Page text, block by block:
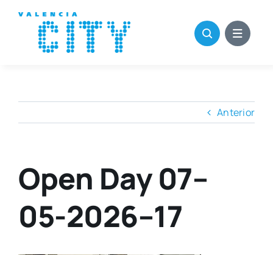
contenido
Anterior
Open Day 07–
05-2026–17